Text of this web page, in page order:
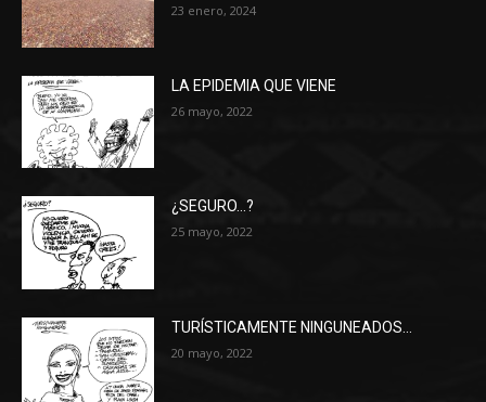
23 enero, 2024
LA EPIDEMIA QUE VIENE
26 mayo, 2022
¿SEGURO…?
25 mayo, 2022
TURÍSTICAMENTE NINGUNEADOS…
20 mayo, 2022